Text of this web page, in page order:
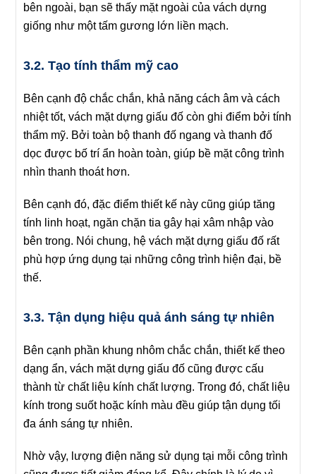
bên ngoài, bạn sẽ thấy mặt ngoài của vách dựng
giống như một tấm gương lớn liền mạch.
3.2. Tạo tính thẩm mỹ cao
Bên cạnh độ chắc chắn, khả năng cách âm và cách
nhiệt tốt, vách mặt dựng giấu đố còn ghi điểm bởi tính
thẩm mỹ. Bởi toàn bộ thanh đố ngang và thanh đố
dọc được bố trí ẩn hoàn toàn, giúp bề mặt công trình
nhìn thanh thoát hơn.
Bên cạnh đó, đặc điểm thiết kế này cũng giúp tăng
tính linh hoạt, ngăn chặn tia gây hại xâm nhập vào
bên trong. Nói chung, hệ vách mặt dựng giấu đố rất
phù hợp ứng dụng tại những công trình hiện đại, bề
thế.
3.3. Tận dụng hiệu quả ánh sáng tự nhiên
Bên cạnh phần khung nhôm chắc chắn, thiết kế theo
dạng ẩn, vách mặt dựng giấu đố cũng được cấu
thành từ chất liệu kính chất lượng. Trong đó, chất liệu
kính trong suốt hoặc kính màu đều giúp tận dụng tối
đa ánh sáng tự nhiên.
Nhờ vậy, lượng điện năng sử dụng tại mỗi công trình